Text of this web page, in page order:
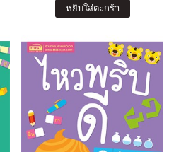
หยิบใส่ตะกร้า